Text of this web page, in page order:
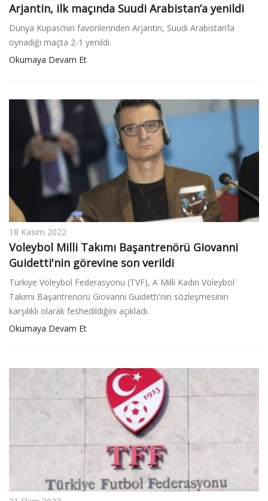
Arjantin, ilk maçında Suudi Arabistan’a yenildi
Dünya Kupası’nın favorilerinden Arjantin, Suudi Arabistan’la
oynadığı maçta 2-1 yenildi.
Okumaya Devam Et
18 Kasım 2022
Voleybol Milli Takımı Başantrenörü Giovanni
Guidetti'nin görevine son verildi
Türkiye Voleybol Federasyonu (TVF), A Milli Kadın Voleybol
Takımı Başantrenörü Giovanni Guidetti'nin sözleşmesinin
karşılıklı olarak feshedildiğini açıkladı.
Okumaya Devam Et